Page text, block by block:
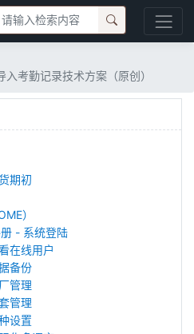
考勤记录技术方案（原创）
期初
）
- 系统登陆
在线用户
备份
管理
管理
设置